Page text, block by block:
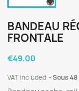
BANDEAU
FRONTALE
€49.00
VAT included Sous